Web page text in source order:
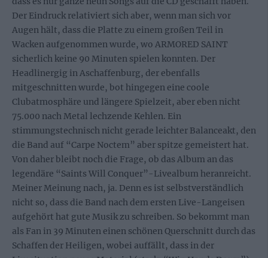
Der Eindruck relativiert sich aber, wenn man sich vor
Augen hält, dass die Platte zu einem großen Teil in
Wacken aufgenommen wurde, wo ARMORED SAINT
sicherlich keine 90 Minuten spielen konnten. Der
Headlinergig in Aschaffenburg, der ebenfalls
mitgeschnitten wurde, bot hingegen eine coole
Clubatmosphäre und längere Spielzeit, aber eben nicht
75.000 nach Metal lechzende Kehlen. Ein
stimmungstechnisch nicht gerade leichter Balanceakt, den
die Band auf “Carpe Noctem” aber spitze gemeistert hat.
Von daher bleibt noch die Frage, ob das Album an das
legendäre “Saints Will Conquer”-Livealbum heranreicht.
Meiner Meinung nach, ja. Denn es ist selbstverständlich
nicht so, dass die Band nach dem ersten Live-Langeisen
aufgehört hat gute Musik zu schreiben. So bekommt man
als Fan in 39 Minuten einen schönen Querschnitt durch das
Schaffen der Heiligen, wobei auffällt, dass in der